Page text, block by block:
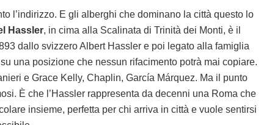
l’indirizzo. E gli alberghi che dominano la città questo lo
Hassler, in cima alla Scalinata di Trinità dei Monti, è il
dallo svizzero Albert Hassler e poi legato alla famiglia
una posizione che nessun rifacimento potrà mai copiare.
e Grace Kelly, Chaplin, García Márquez. Ma il punto
È che l’Hassler rappresenta da decenni una Roma che
insieme, perfetta per chi arriva in città e vuole sentirsi